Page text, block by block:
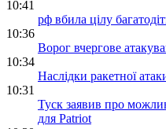
10:41
рф вбила цілу
10:36
Ворог вчергове
10:34
Наслідки ракетної
10:31
Туск заявив про
для Patriot